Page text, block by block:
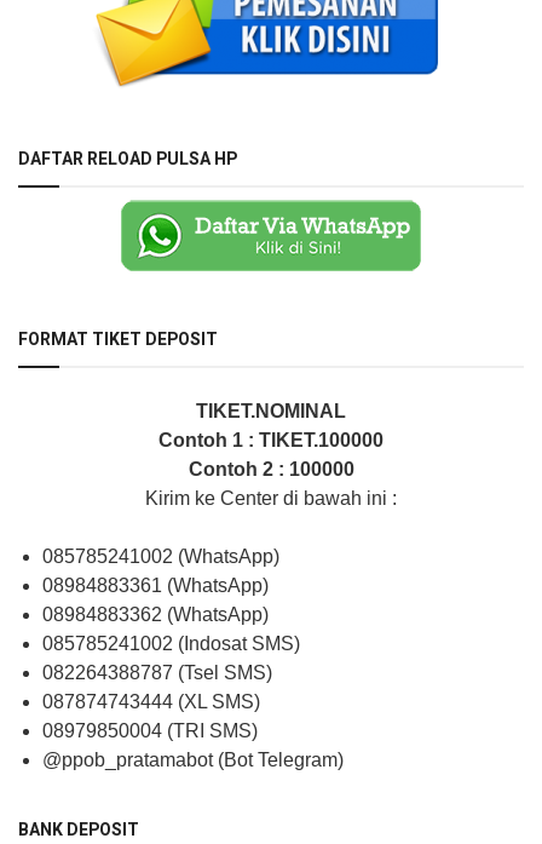
DAFTAR RELOAD PULSA HP
FORMAT TIKET DEPOSIT
TIKET.NOMINAL
Contoh 1 : TIKET.100000
Contoh 2 : 100000
Kirim ke Center di bawah ini :
085785241002 (WhatsApp)
08984883361 (WhatsApp)
08984883362 (WhatsApp)
085785241002 (Indosat SMS)
082264388787 (Tsel SMS)
087874743444 (XL SMS)
08979850004 (TRI SMS)
@ppob_pratamabot (Bot Telegram)
BANK DEPOSIT